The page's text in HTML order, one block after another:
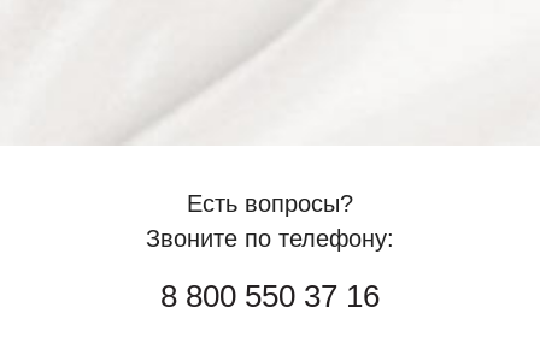
Есть вопросы?
Звоните по телефону:
8 800 550 37 16